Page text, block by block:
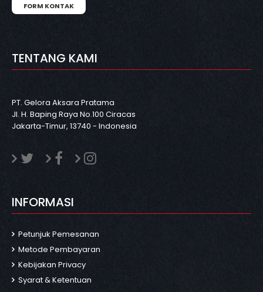
FORM KONTAK
TENTANG KAMI
PT. Gelora Aksara Pratama
Jl. H. Baping Raya No.100 Ciracas
Jakarta-Timur, 13740 - Indonesia
INFORMASI
Petunjuk Pemesanan
Metode Pembayaran
Kebijakan Privacy
Syarat & Ketentuan